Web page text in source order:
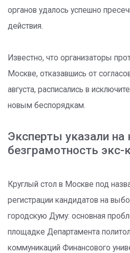
органов удалось успешно
действия.
Известно, что организаторы
Москве, отказавшись от
августа, расписались в
новым беспорядкам.
Эксперты указали
безграмотность экс-
Круглый стол в Москве под
регистрации кандидатов на
городскую Думу: основная
площадке Департамента
коммуникаций Финансового